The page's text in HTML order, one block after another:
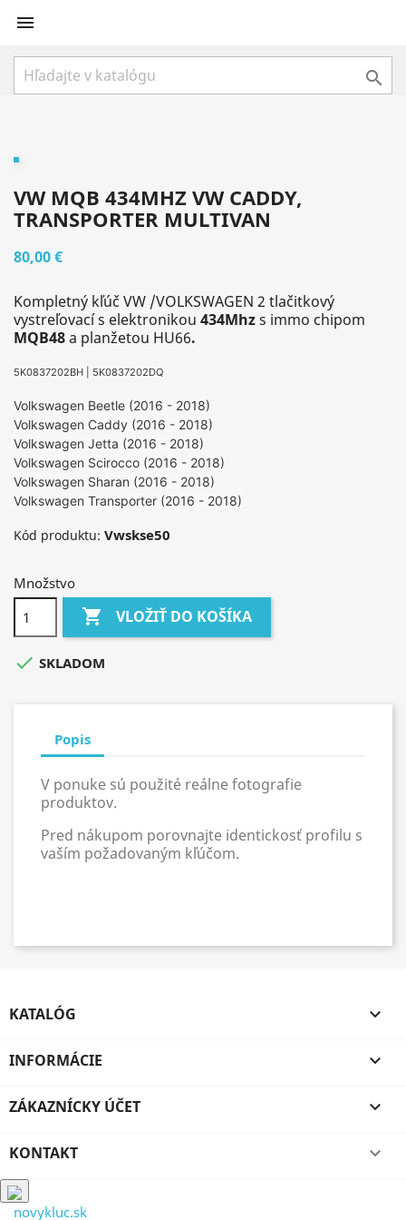


VW MQB 434MHZ VW CADDY,
TRANSPORTER MULTIVAN
80,00 €
Kompletný kľúč VW /VOLKSWAGEN 2 tlačitkový
vystreľovacís elektronikou 434Mhzs immo chipom
MQB48a planžetou HU66.
5K0837202BH | 5K0837202DQ
Volkswagen Beetle (2016 - 2018)
Volkswagen Caddy (2016 - 2018)
Volkswagen Jetta (2016 - 2018)
Volkswagen Scirocco (2016 - 2018)
Volkswagen Sharan (2016 - 2018)
Volkswagen Transporter (2016 - 2018)
Kód produktu: Vwskse50
Množstvo
 VLOŽIŤ DO KOŠÍKA
 SKLADOM
Popis
V ponuke sú použité reálne fotografie
produktov.
Pred nákupom porovnajte identickosť profilu s
vaším požadovaným kľúčom.
KATALÓG 
INFORMÁCIE 
ZÁKAZNÍCKY ÚČET 
KONTAKT 
novykluc.sk